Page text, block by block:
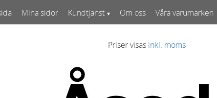
Priser visas inkl. moms
Mina sidor Kundtjänst Om oss Våra varumärken